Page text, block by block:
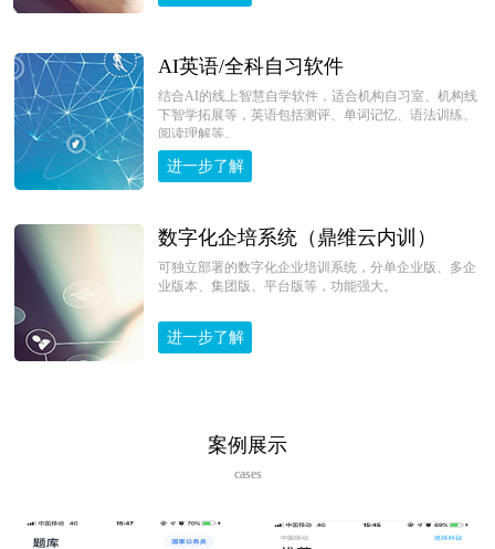
AI英语/全科自习软件
结合AI的线上智慧自学软件，适合机构自习室、机构线
下智学拓展等，英语包括测评、单词记忆、语法训练、
阅读理解等。
进一步了解
数字化企培系统（鼎维云内训）
可独立部署的数字化企业培训系统，分单企业版、多企
业版本、集团版、平台版等，功能强大。
进一步了解
案例展示
cases